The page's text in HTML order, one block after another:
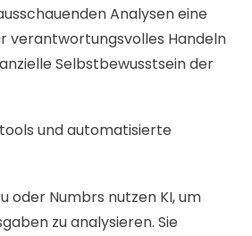
Analysen eine
verantwortungsvolles Handeln
Selbstbewusstsein der
und automatisierte
oder Numbrs nutzen KI, um
zu analysieren. Sie